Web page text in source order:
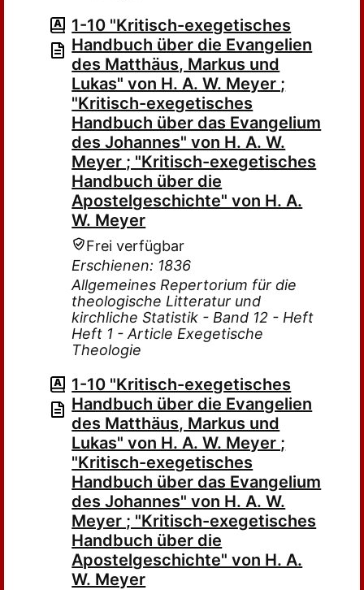
1-10 "Kritisch-exegetisches
Handbuch über die Evangelien
des Matthäus, Markus und
Lukas" von H. A. W. Meyer ;
"Kritisch-exegetisches
Handbuch über das Evangelium
des Johannes" von H. A. W.
Meyer ; "Kritisch-exegetisches
Handbuch über die
Apostelgeschichte" von H. A.
W. Meyer
Frei verfügbar
Erschienen: 1836
Allgemeines Repertorium für die
theologische Litteratur und
kirchliche Statistik - Band 12 - Heft
Heft 1 - Article Exegetische
Theologie
1-10 "Kritisch-exegetisches
Handbuch über die Evangelien
des Matthäus, Markus und
Lukas" von H. A. W. Meyer ;
"Kritisch-exegetisches
Handbuch über das Evangelium
des Johannes" von H. A. W.
Meyer ; "Kritisch-exegetisches
Handbuch über die
Apostelgeschichte" von H. A.
W. Meyer